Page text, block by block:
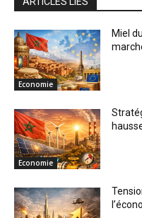
Economie
Miel
Economie